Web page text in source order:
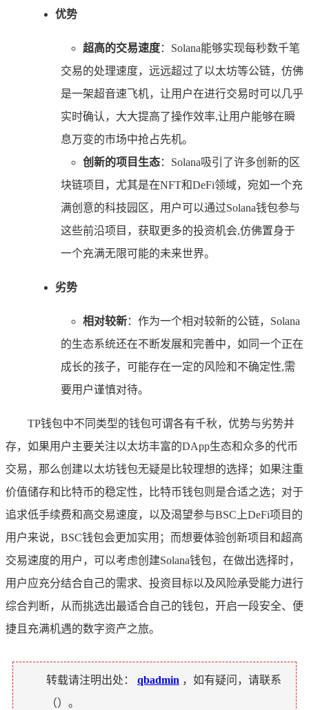
优势
超高的交易速度：Solana能够实现每秒数千笔
交易的处理速度，远远超过了以太坊等公链，仿佛
是一架超音速飞机，让用户在进行交易时可以几乎
实时确认，大大提高了操作效率,让用户能够在瞬
息万变的市场中抢占先机。
创新的项目生态：Solana吸引了许多创新的区
块链项目，尤其是在NFT和DeFi领域，宛如一个充
满创意的科技园区，用户可以通过Solana钱包参与
这些前沿项目，获取更多的投资机会,仿佛置身于
一个充满无限可能的未来世界。
劣势
相对较新：作为一个相对较新的公链，Solana
的生态系统还在不断发展和完善中，如同一个正在
成长的孩子，可能存在一定的风险和不确定性,需
要用户谨慎对待。
TP钱包中不同类型的钱包可谓各有千秋，优势与劣势并
存，如果用户主要关注以太坊丰富的DApp生态和众多的代币
交易，那么创建以太坊钱包无疑是比较理想的选择；如果注重
价值储存和比特币的稳定性，比特币钱包则是合适之选；对于
追求低手续费和高交易速度，以及渴望参与BSC上DeFi项目的
用户来说，BSC钱包会更加实用；而想要体验创新项目和超高
交易速度的用户，可以考虑创建Solana钱包，在做出选择时，
用户应充分结合自己的需求、投资目标以及风险承受能力进行
综合判断，从而挑选出最适合自己的钱包，开启一段安全、便
捷且充满机遇的数字资产之旅。
转载请注明出处： qbadmin ，如有疑问，请联系
（）。